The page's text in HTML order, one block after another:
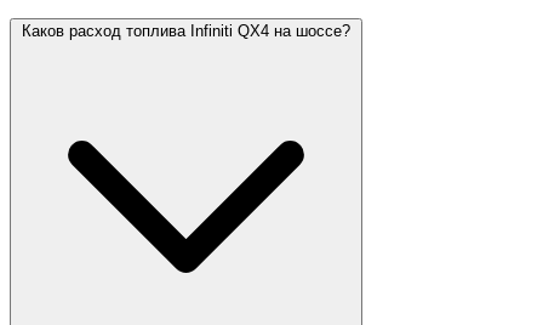
Каков расход топлива Infiniti QX4 на шоссе?